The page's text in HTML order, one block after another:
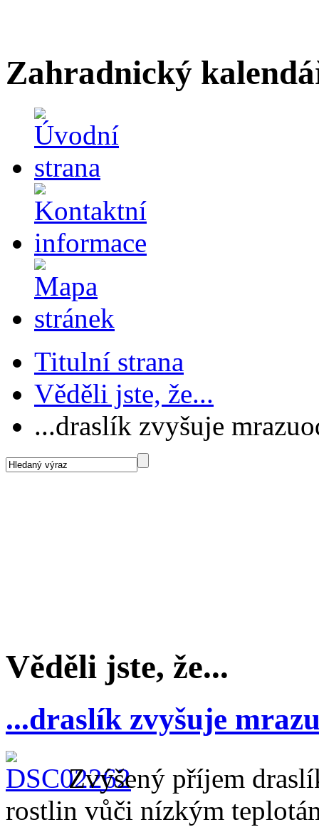
Zahradnický
Titulní strana
Věděli jste, že...
...draslík zvyšuje
Věděli jste, že...
...draslík zvyšuje
Zvýšený příjem
rostlin vůči nízkým